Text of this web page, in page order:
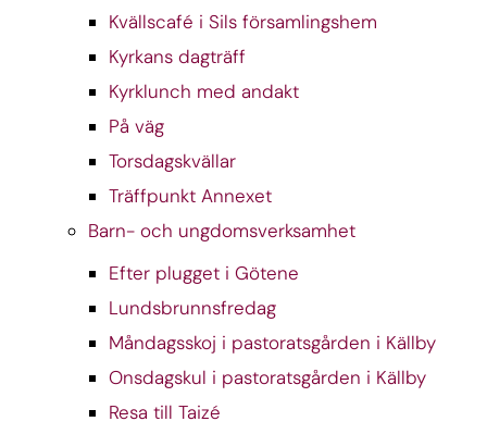
Kvällscafé i Sils församlingshem
Kyrkans dagträff
Kyrklunch med andakt
På väg
Torsdagskvällar
Träffpunkt Annexet
Barn- och ungdomsverksamhet
Efter plugget i Götene
Lundsbrunnsfredag
Måndagsskoj i pastoratsgården i Källby
Onsdagskul i pastoratsgården i Källby
Resa till Taizé